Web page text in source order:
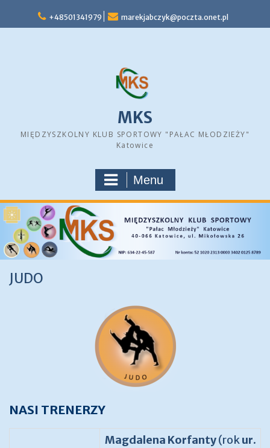
content
+48501341979 marekjabczyk@poczta.onet.pl
MKS
MIĘDZYSZKOLNY KLUB SPORTOWY "PAŁAC MŁODZIEŻY"
Katowice
Menu
JUDO
NASI TRENERZY
Magdalena Korfanty(rokur.